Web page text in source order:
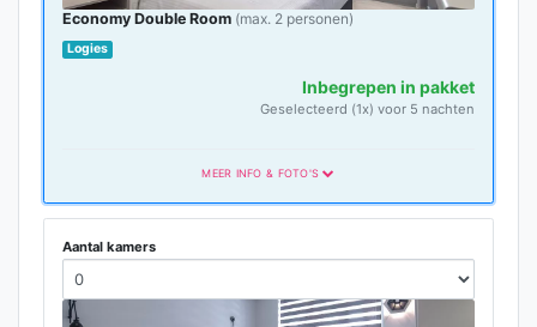
Economy Double Room (max. 2 personen)
Logies
Inbegrepen in pakket
Geselecteerd (1x) voor 5 nachten
MEER INFO & FOTO'S
Aantal kamers